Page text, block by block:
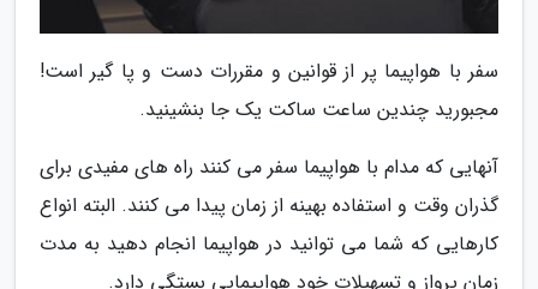
سفر با هواپیما پر از قوانین و مقررات دست و پا گیر است!
مجبورید چندین ساعت ساکت یک جا بنشینید.
آنهایی که مدام با هواپیما سفر می کنند راه های مفیدی برای
گذران وقت و استفاده بهینه از زمان پیدا می کنند. البته انواع
کارهایی که شما می توانید در هواپیما انجام دهید به مدت
زمان پرواز و تسهیلات خود هواپیمایی بستگی دارد.